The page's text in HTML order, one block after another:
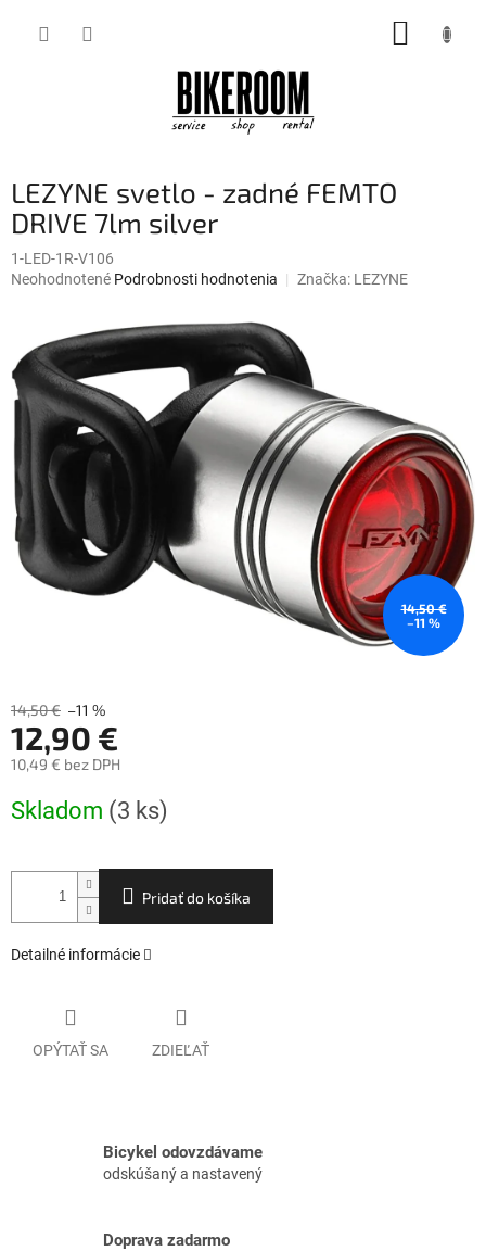
LEZYNE svetlo - zadné FEMTO
DRIVE 7lm silver
1-LED-1R-V106
Priemerné
0,0
z
5
hviezdičiek.
Neohodnotené Podrobnosti hodnotenia Značka: LEZYNE
14,50 €
–11 %
14,50 € –11 %
12,90 €
10,49 € bez DPH
cena:
Skladom (3 ks)
Pridať do košíka
Detailné informácie
OPÝTAŤ SA ZDIEĽAŤ
Bicykel odovzdávame
odskúšaný a nastavený
Doprava zadarmo